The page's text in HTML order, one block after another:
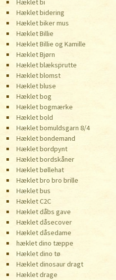
Hæklet bi
Hæklet bidering
Hæklet biker mus
Hæklet Billie
Hæklet Billie og Kamille
Hæklet Bjørn
Hæklet blæksprutte
Hæklet blomst
Hæklet bluse
Hæklet bog
Hæklet bogmærke
Hæklet bold
Hæklet bomuldsgarn 8/4
Hæklet bondemand
Hæklet bordpynt
Hæklet bordskåner
Hæklet bøllehat
Hæklet bro bro brille
Hæklet bus
Hæklet C2C
Hæklet dåbs gave
Hæklet dåsecover
Hæklet dåsedame
hæklet dino tæppe
Hæklet dino tø
Hæklet dinosaur dragt
Hæklet drage